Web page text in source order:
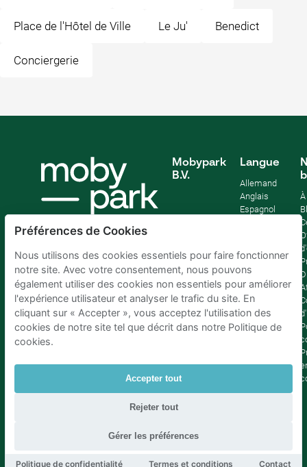
Place de l'Hôtel de Ville Le Ju' Benedict
Conciergerie
Mobypark
B.V.
Langue
Allemand
Anglais
Espagnol
Parking Rotterdam|Parking Eindhoven
Préférences de Cookies
Nous utilisons des cookies essentiels pour faire fonctionner
notre site. Avec votre consentement, nous pouvons
également utiliser des cookies non essentiels pour améliorer
l'expérience utilisateur et analyser le trafic du site. En
cliquant sur « Accepter », vous acceptez l'utilisation des
cookies de notre site tel que décrit dans notre Politique de
cookies.
Accepter tout
Rejeter tout
Gérer les préférences
Politique de confidentialité Termes et conditions Contact